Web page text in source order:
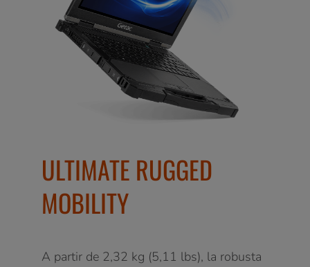
ULTIMATE RUGGED
MOBILITY
A partir de 2,32 kg (5,11 lbs), la robusta